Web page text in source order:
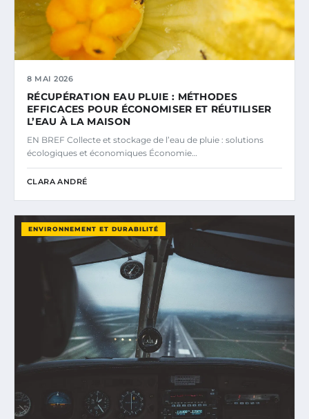
8 MAI 2026
RÉCUPÉRATION EAU PLUIE : MÉTHODES
EFFICACES POUR ÉCONOMISER ET RÉUTILISER
L’EAU À LA MAISON
EN BREF Collecte et stockage de l’eau de pluie : solutions
écologiques et économiques Économie…
CLARA ANDRÉ
ENVIRONNEMENT ET DURABILITÉ